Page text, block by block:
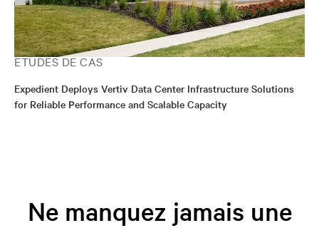
ÉTUDES DE CAS
Expedient Deploys Vertiv Data Center Infrastructure Solutions
for Reliable Performance and Scalable Capacity
Ne manquez jamais une